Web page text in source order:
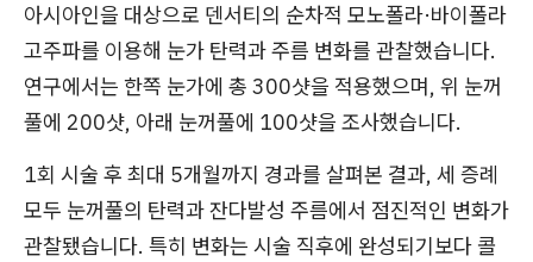
아시아인을 대상으로 덴서티의 순차적 모노폴라·바이폴라
고주파를 이용해 눈가 탄력과 주름 변화를 관찰했습니다.
연구에서는 한쪽 눈가에 총 300샷을 적용했으며, 위 눈꺼
풀에 200샷, 아래 눈꺼풀에 100샷을 조사했습니다.
1회 시술 후 최대 5개월까지 경과를 살펴본 결과, 세 증례
모두 눈꺼풀의 탄력과 잔다발성 주름에서 점진적인 변화가
관찰됐습니다. 특히 변화는 시술 직후에 완성되기보다 콜